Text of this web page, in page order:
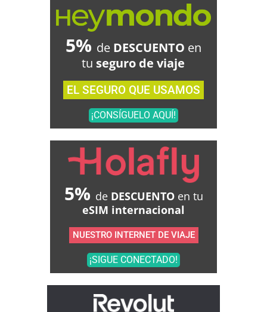
5% deDESCUENTO en
tu seguro de viaje
EL SEGURO QUE USAMOS
¡CONSÍGUELO AQUÍ!
5% de DESCUENTO en tu
eSIM internacional
NUESTRO INTERNET DE VIAJE
¡SIGUE CONECTADO!